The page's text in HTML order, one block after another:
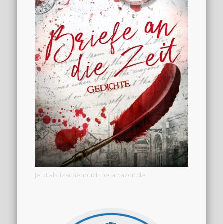
Jetzt als Taschenbuch bei amazon.de